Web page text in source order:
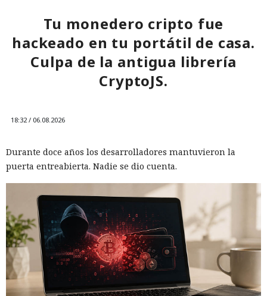
Tu monedero cripto fue
hackeado en tu portátil de casa.
Culpa de la antigua librería
CryptoJS.
18:32 / 06.08.2026
Durante doce años los desarrolladores mantuvieron la
puerta entreabierta. Nadie se dio cuenta.